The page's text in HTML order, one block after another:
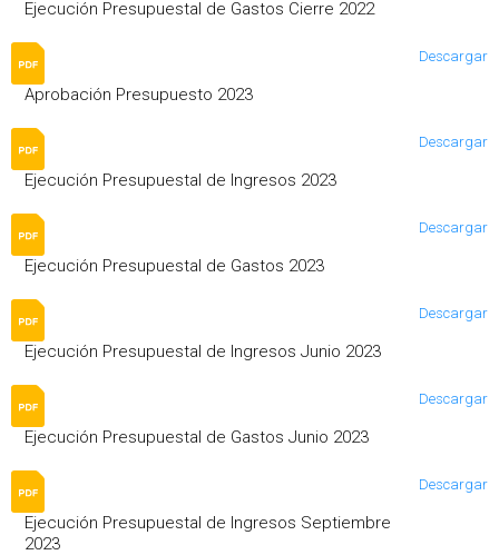
Ejecución Presupuestal de Gastos Cierre 2022
Aprobación Presupuesto 2023
Descargar
Ejecución Presupuestal de Ingresos 2023
Descargar
Ejecución Presupuestal de Gastos 2023
Descargar
Ejecución Presupuestal de Ingresos Junio 2023
Descargar
Ejecución Presupuestal de Gastos Junio 2023
Descargar
Ejecución Presupuestal de Ingresos Septiembre
2023
Descargar